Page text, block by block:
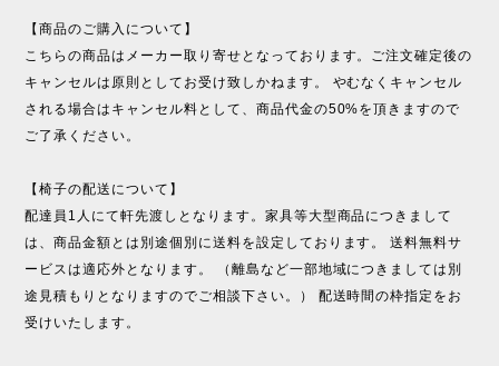
【商品のご購入について】
こちらの商品はメーカー取り寄せとなっております。ご注文確定後の
キャンセルは原則としてお受け致しかねます。 やむなくキャンセル
される場合はキャンセル料として、商品代金の50%を頂きますので
ご了承ください。
【椅子の配送について】
配達員1人にて軒先渡しとなります。家具等大型商品につきまして
は、商品金額とは別途個別に送料を設定しております。 送料無料サ
ービスは適応外となります。 （離島など一部地域につきましては別
途見積もりとなりますのでご相談下さい。） 配送時間の枠指定をお
受けいたします。